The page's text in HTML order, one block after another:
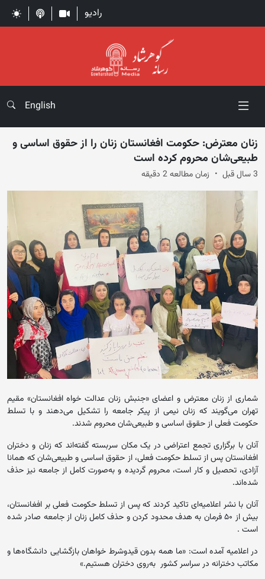
رادیو
English
زنان معترض: حکومت افغانستان زنان را از حقوق اساسی و
طبیعی‌شان محروم کرده است
3 سال قبل زمان مطالعه 2 دقیقه
شماری از زنان معترض و اعضای «جنبش زنان عدالت خواه افغانستان» مقیم
تهران می‌گویند که زنان نیمی از پیکر جامعه را تشکیل می‌دهند و با تسلط
حکومت فعلی از حقوق اساسی و طبیعی‌شان محروم شدند.
آنان با برگزاری تجمع اعتراضی در یک مکان سربسته گفته‌اند که زنان و دختران
افغانستان پس از تسلط حکومت فعلی، از حقوق اساسی و طبیعی‌شان که همانا
آزادی، تحصیل و کار است، محروم گردیده و به‌صورت کامل از جامعه نیز حذف
شده‌اند.
آنان با نشر اعلامیه‌ای تاکید کردند که پس از تسلط حکومت فعلی بر افغانستان،
بیش از ۵۰ فرمان به هدف محدود کردن و حذف کامل زنان از جامعه صادر شده
است .
در اعلامیه آمده است: «ما همه بدون قیدوشرط خواهان بازگشایی دانشگاه‌ها و
مکاتب دخترانه در سراسر کشور به‌روی دختران هستیم.»